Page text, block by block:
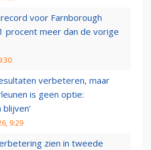
voor Farnborough
procent meer dan de vorige
verbeteren, maar
is geen optie:
blijven’
9:29
zien in tweede